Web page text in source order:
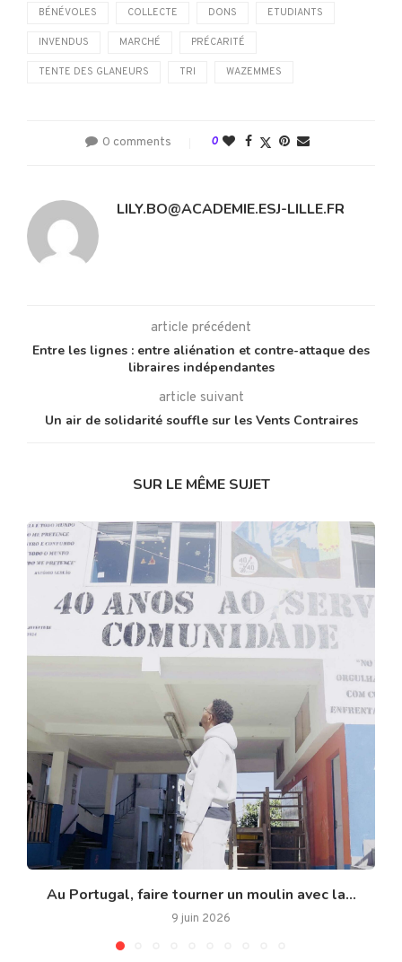
BÉNÉVOLES COLLECTE DONS ETUDIANTS
INVENDUS MARCHÉ PRÉCARITÉ
TENTE DES GLANEURS TRI WAZEMMES
0 comments 0
LILY.BO@ACADEMIE.ESJ-LILLE.FR
article précédent
Entre les lignes : entre aliénation et contre-attaque des
libraires indépendantes
article suivant
Un air de solidarité souffle sur les Vents Contraires
SUR LE MÊME SUJET
Au Portugal, faire tourner un moulin avec la...
9 juin 2026